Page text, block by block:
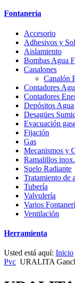
Fontanería
Accesorio
Adhesivos y
Aislamiento
Bombas Agua
Canalones
Canalón
Contadores
Contadores
Depósitos Agua
Desagües
Evacuación
Fijación
Gas
Mecanismos y
Ramalillos inox.
Suelo Radiante
Tratamiento de
Tubería
Valvulería
Varios
Ventilación
Herramienta
Usted está aquí: Inicio
Pvc URALITA